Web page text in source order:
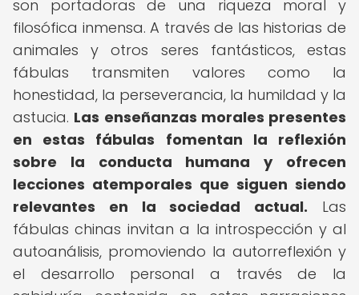
son portadoras de una riqueza moral y
filosófica inmensa. A través de las historias de
animales y otros seres fantásticos, estas
fábulas transmiten valores como la
honestidad, la perseverancia, la humildad y la
astucia. Las enseñanzas morales presentes
en estas fábulas fomentan la reflexión
sobre la conducta humana y ofrecen
lecciones atemporales que siguen siendo
relevantes en la sociedad actual. Las
fábulas chinas invitan a la introspección y al
autoanálisis, promoviendo la autorreflexión y
el desarrollo personal a través de la